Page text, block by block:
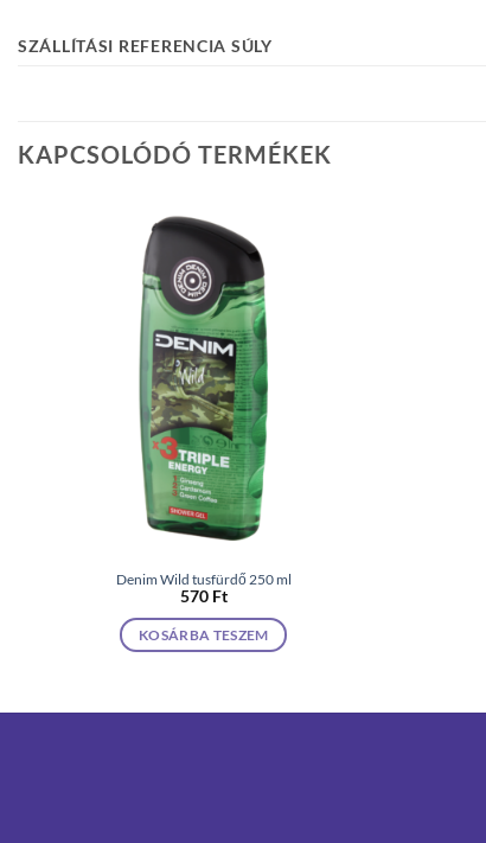
SZÁLLÍTÁSI REFERENCIA SÚLY
KAPCSOLÓDÓ TERMÉKEK
Denim Wild tusfürdő 250 ml
570 Ft
KOSÁRBA TESZEM